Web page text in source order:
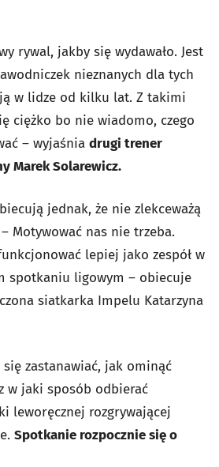
rywal, jakby się wydawało. Jest
nieznanych dla tych
w lidze od kilku lat. Z takimi
ciężko bo nie wiadomo, czego
– wyjaśnia drugi trener
Marek Solarewicz.
jednak, że nie zlekceważą
Motywować nas nie trzeba.
lepiej jako zespół w
spotkaniu ligowym – obiecuje
siatkarka Impelu Katarzyna
zastanawiać, jak ominąć
w jaki sposób odbierać
leworęcznej rozgrywającej
Spotkanie rozpocznie się o